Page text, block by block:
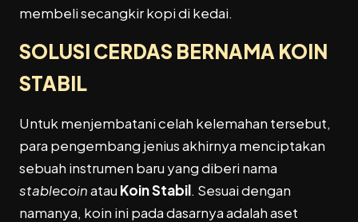
membeli secangkir kopi di kedai.
SOLUSI CERDAS BERNAMA KOIN
STABIL
Untuk menjembatani celah kelemahan tersebut,
para pengembang jenius akhirnya menciptakan
sebuah instrumen baru yang diberi nama
stablecoinatau Koin Stabil. Sesuai dengan
namanya, koin ini pada dasarnya adalah aset